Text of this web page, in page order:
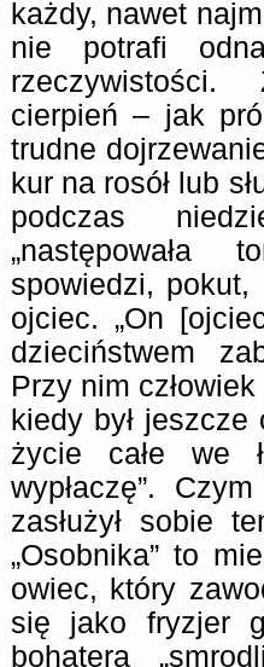
każdy, nawet
nie potrafi
rzeczywistości.
cierpień – jak
trudne
kur na rosół lub
podczas
spowiedzi, pokut,
ojciec. „On
dzieciństwem
Przy nim
kiedy był jeszcze
życie całe we
wypłaczę”.
zasłużył sobie
„Osobnika” to
owiec, który
się jako fryzjer
bohatera